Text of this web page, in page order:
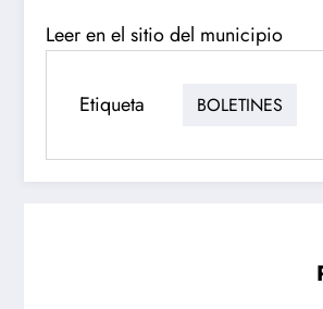
Leer en el sitio del municipio
Etiqueta BOLETINES